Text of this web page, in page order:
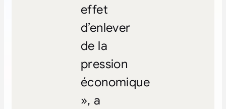
effet
d’enlever
de la
pression
économique
», a